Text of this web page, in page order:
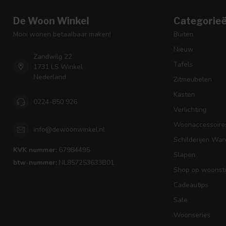
De Woon Winkel
Mooi wonen betaalbaar maken!
Zandwilg 22
1731 LS Winkel
Nederland
0224-850 926
info@dewoonwinkel.nl
KVK nummer: 67984495
btw-nummer: NL857253633B01
Buiten
Nieuw
Tafels
Zitmeubelen
Kasten
Verlichting
Schilderijen
Slapen
Shop op
Cadeautips
Sale
Woonseries